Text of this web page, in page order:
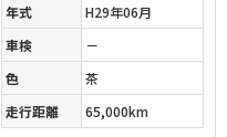
年式
H29年06月
車検
－
色
茶
走行距離
65,000km